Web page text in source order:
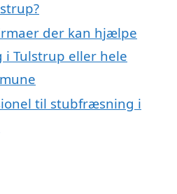
der kan hjælpe
Tulstrup eller hele
til stubfræsning i